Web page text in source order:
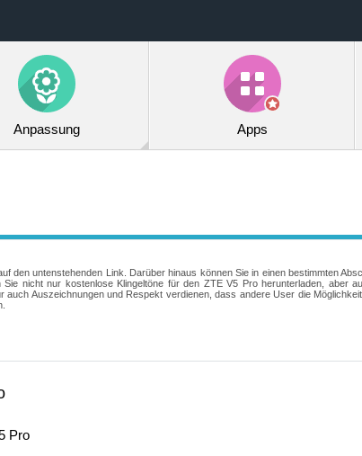
Anpassung Apps
den untenstehenden Link. Darüber hinaus können Sie in einen bestimmten
nicht nur kostenlose Klingeltöne für den ZTE V5 Pro herunterladen, aber
auch Auszeichnungen und Respekt verdienen, dass andere User die
Pro